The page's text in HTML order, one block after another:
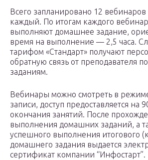
Всего запланировано 12 вебинаров
каждый. По итогам каждого
выполняют домашнее задание,
время на выполнение — 2,5 часа.
тарифом «Стандарт» получают
обратную связь от преподавателя
заданиям.
Вебинары можно смотреть в
записи, доступ предоставляется на
окончания занятий. После
выполнения домашних заданий, а
успешного выполнения итогового
домашнего задания выдается
сертификат компании “Инфостарт”.